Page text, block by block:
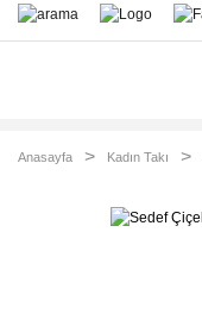
Anasayfa Kadın Takı